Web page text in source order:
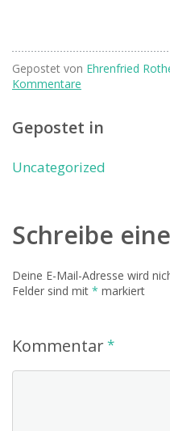
Gepostet von Ehrenfried
Kommentare
Gepostet in
Uncategorized
Schreibe
Deine E-Mail-Adresse wird
Felder sind mit * markiert
Kommentar*